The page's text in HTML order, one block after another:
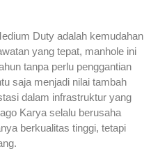
Duty adalah kemudahan
yang tepat, manhole ini
tanpa perlu penggantian
saja menjadi nilai tambah
dalam infrastruktur yang
Karya selalu berusaha
berkualitas tinggi, tetapi